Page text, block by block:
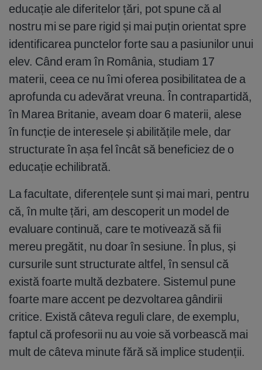
educație ale diferitelor țări, pot spune că al
nostru mi se pare rigid și mai puțin orientat spre
identificarea punctelor forte sau a pasiunilor unui
elev. Când eram în România, studiam 17
materii, ceea ce nu îmi oferea posibilitatea de a
aprofunda cu adevărat vreuna. În contrapartidă,
în Marea Britanie, aveam doar 6 materii, alese
în funcție de interesele și abilitățile mele, dar
structurate în așa fel încât să beneficiez de o
educație echilibrată.
La facultate, diferențele sunt și mai mari, pentru
că, în multe țări, am descoperit un model de
evaluare continuă, care te motivează să fii
mereu pregătit, nu doar în sesiune. În plus, și
cursurile sunt structurate altfel, în sensul că
există foarte multă dezbatere. Sistemul pune
foarte mare accent pe dezvoltarea gândirii
critice. Există câteva reguli clare, de exemplu,
faptul că profesorii nu au voie să vorbească mai
mult de câteva minute fără să implice studenții.